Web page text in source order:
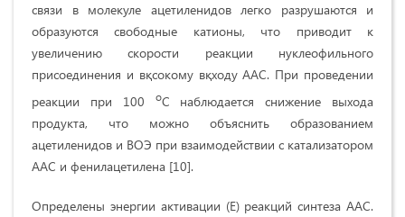
связи в молекуле ацетиленидов легко разрушаются и
образуются свободные катионы, что приводит к
увеличению скорости реакции нуклеофильного
присоединения и вқсокому вқходу ААС. При проведении
реакции при 100
оC наблюдается снижение выхода
продукта, что можно объяснить образованием
ацетиленидов и ВОЭ при взаимодействии с катализатором
AAС и фенилацетилена [10].
Определены энергии активации (E) реакций синтеза ААС.